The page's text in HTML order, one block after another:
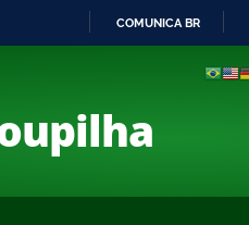
PARA
COMUNICA BR